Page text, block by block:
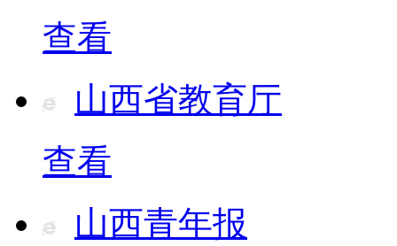
查看
山西省教育厅
查看
山西青年报